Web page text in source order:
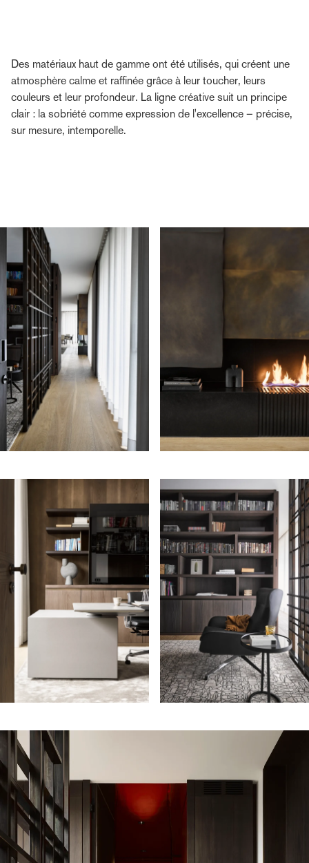
Des matériaux haut de gamme ont été utilisés, qui créent une
atmosphère calme et raffinée grâce à leur toucher, leurs
couleurs et leur profondeur. La ligne créative suit un principe
clair : la sobriété comme expression de l'excellence – précise,
sur mesure, intemporelle.